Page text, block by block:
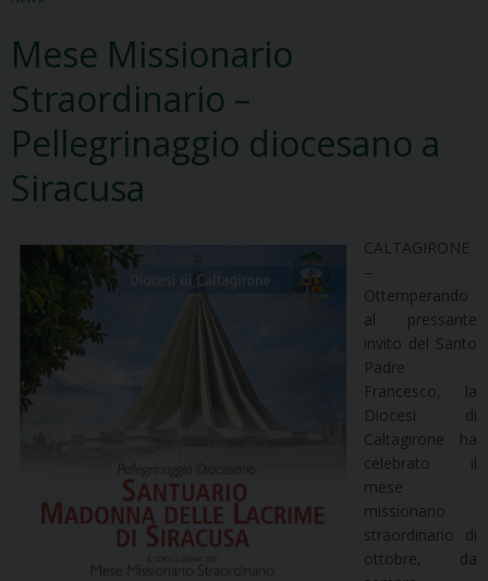
Mese Missionario
Straordinario –
Pellegrinaggio diocesano a
Siracusa
CALTAGIRONE
–
Ottemperando
al pressante
invito del Santo
Padre
Francesco, la
Diocesi di
Caltagirone ha
celebrato il
mese
missionario
straordinario di
ottobre, da